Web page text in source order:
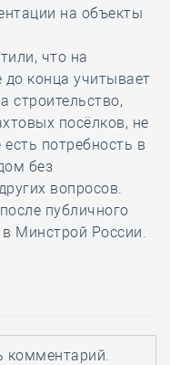
на объекты
что на
конца учитывает
строительство,
посёлков, не
потребность в
без
вопросов.
публичного
Минстрой России.
комментарий.